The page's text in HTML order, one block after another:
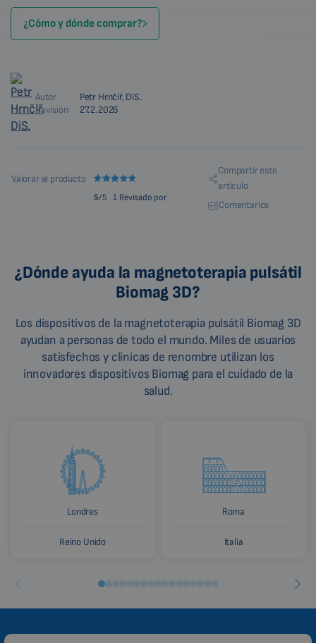
¿Cómo y dónde comprar?
Autor
Petr Hrnčíř, DiS.
Revisión
27.2.2026
Valorar el producto
5/5 1 Revisado por
Compartir este
artículo
Comentarios
¿Dónde ayuda la magnetoterapia pulsátil
Biomag 3D?
Los dispositivos de la magnetoterapia pulsátil Biomag 3D
ayudan a personas de todo el mundo. Miles de usuarios
satisfechos y clínicas de renombre utilizan los
innovadores dispositivos Biomag para el cuidado de la
salud.
Londres
Reino Unido
Roma
Italia